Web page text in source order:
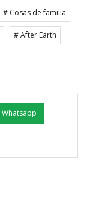
# Cosas de familia
# After Earth
Whatsapp